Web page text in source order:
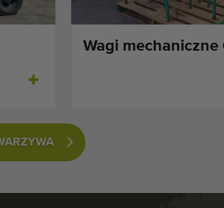
Wagi mechaniczne